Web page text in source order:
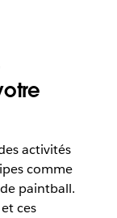
activités
comme
paintball.
ces